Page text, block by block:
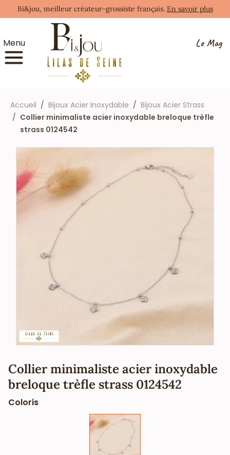
Bi&jou, meilleur créateur-grossiste français. En savoir plus
Menu Le Mag
Accueil Bijoux Acier Inoxydable
Bijoux Acier Strass
Collier minimaliste acier inoxydable breloque trèfle
strass 0124542
Collier minimaliste acier inoxydable
breloque trèfle strass 0124542
Coloris